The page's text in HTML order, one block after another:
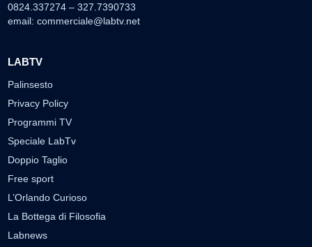
0824.337274 – 327.7390733
email: commerciale@labtv.net
LABTV
Palinsesto
Privacy Policy
Programmi TV
Speciale LabTv
Doppio Taglio
Free sport
L’Orlando Curioso
La Bottega di Filosofia
Labnews